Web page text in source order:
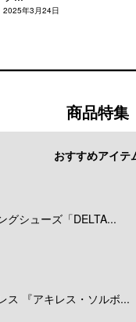
2025年3月24日
商品特集
おすすめアイテ
グシューズ「DELTA...
ス 『アキレス・ソルボ...